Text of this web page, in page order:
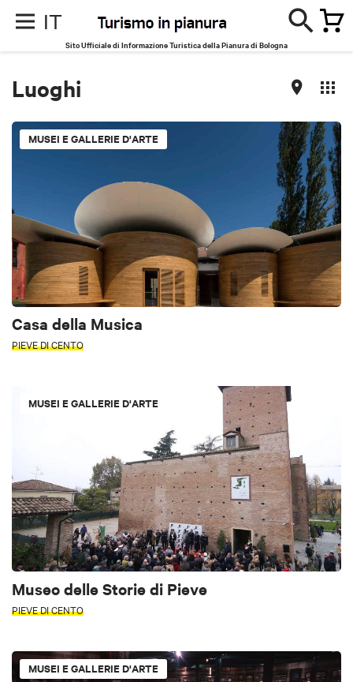
IT
Sito Ufficiale di Informazione Turistica della Pianura di Bologna
Luoghi
MUSEI E GALLERIE D'ARTE
Casa della Musica
PIEVE DI CENTO
MUSEI E GALLERIE D'ARTE
Museo delle Storie di Pieve
PIEVE DI CENTO
MUSEI E GALLERIE D'ARTE